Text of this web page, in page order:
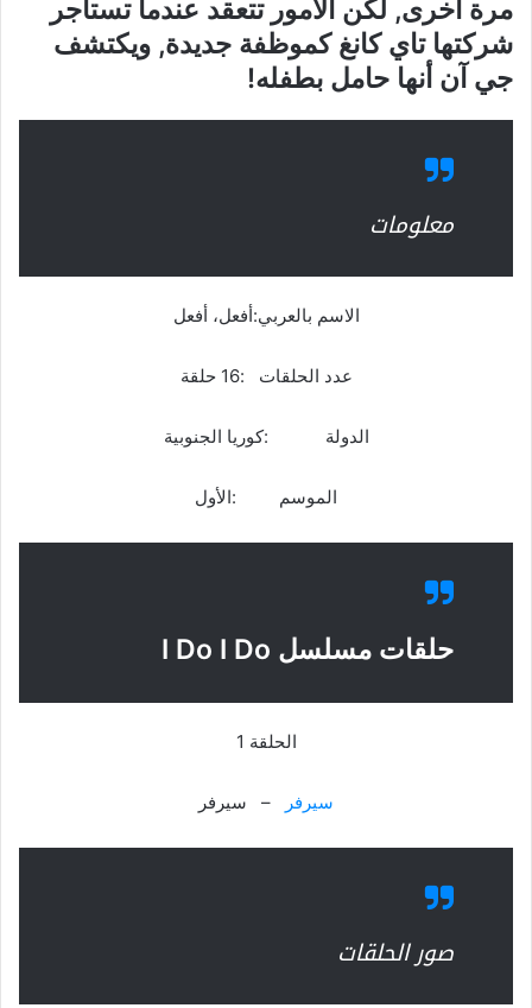
مرة أخرى, لكن الأمور تتعقد عندما تستأجر
شركتها تاي كانغ كموظفة جديدة, ويكتشف
جي آن أنها حامل بطفله!
معلومات
الاسم بالعربي:أفعل، أفعل
عدد الحلقات :16 حلقة
الدولة :كوريا الجنوبية
الموسم :الأول
حلقات مسلسل I Do I Do
الحلقة 1
سيرفر – سيرفر
صور الحلقات